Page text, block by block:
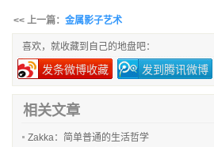
<< 上一篇： 金属影子艺术
喜欢，就收藏到自己的地盘吧：
发条微博收藏 发到腾讯微博
相关文章
Zakka：简单普通的生活哲学